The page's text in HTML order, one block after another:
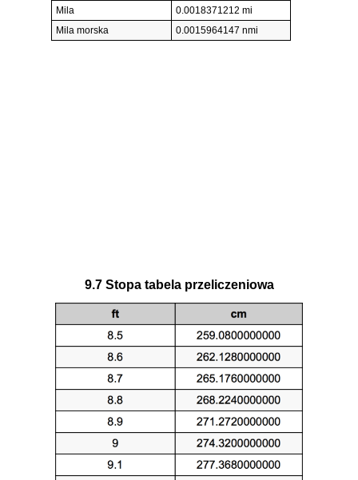
Mila
0.0018371212 mi
Mila morska
0.0015964147 nmi
9.7 Stopa tabela przeliczeniowa